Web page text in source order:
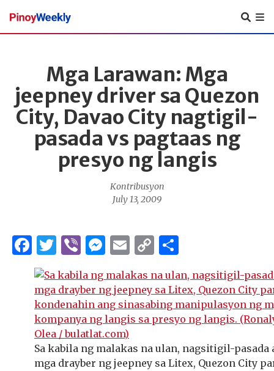
Pinoy
Weekly
Mga Larawan: Mga
jeepney driver sa Quezon
City, Davao City nagtigil-
pasada vs pagtaas ng
presyo ng langis
Kontribusyon
July 13, 2009
Facebook
Twitter
ViberMessenger
Email
Copy
Link
Sa kabila ng malakas na ulan, nagsitigil-pasada
mga drayber ng jeepney sa Litex, Quezon City